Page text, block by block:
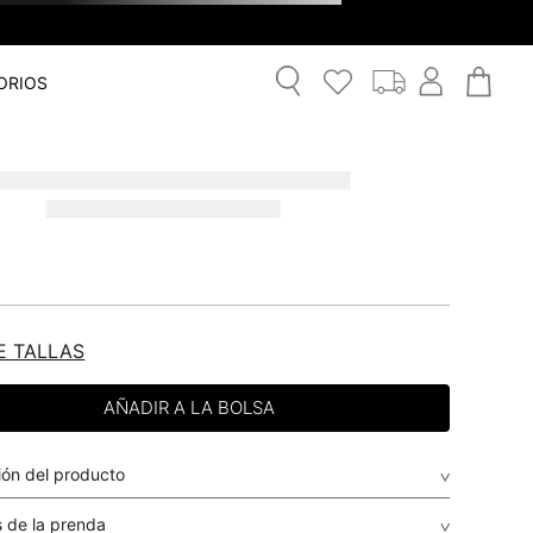
TALLAS
del producto
de la prenda